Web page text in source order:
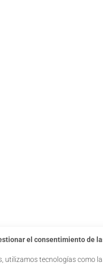
el consentimiento de
utilizamos tecnologías como